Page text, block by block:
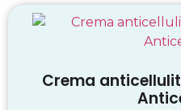
Crema